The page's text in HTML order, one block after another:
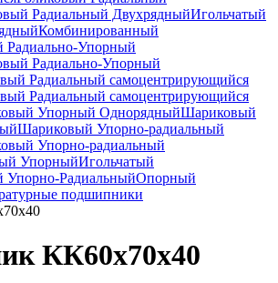
Радиальный ДвухрядныйИгольчатый
Комбинированный
Радиально-Упорный
Радиально-Упорный
Радиальный самоцентрирующийся
Радиальный самоцентрирующийся
Упорный ОднорядныйШариковый
Шариковый Упорно-радиальный
Упорно-радиальный
УпорныйИгольчатый
Упорно-РадиальныйОпорный
подшипники
КК60x70x40